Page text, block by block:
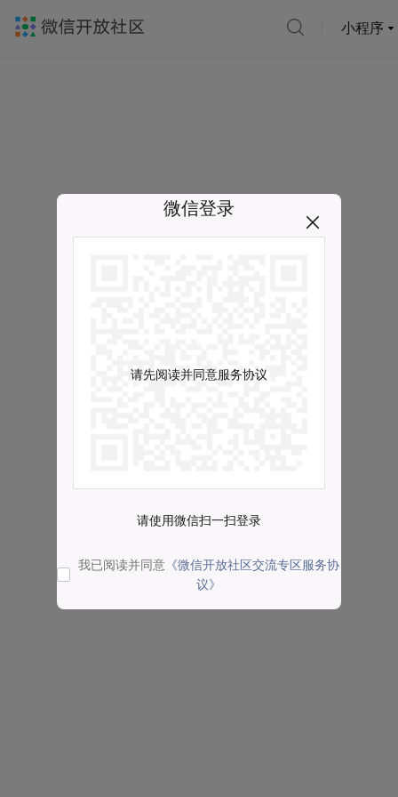
小程序
微信登录
请先阅读并同意服务协议
请使用微信扫一扫登录
我已阅读并同意 《微信开放社区交流专区服务协
议》